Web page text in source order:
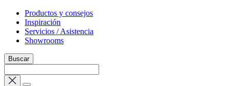
Productos y consejos
Inspiración
Servicios / Asistencia
Showrooms
Buscar